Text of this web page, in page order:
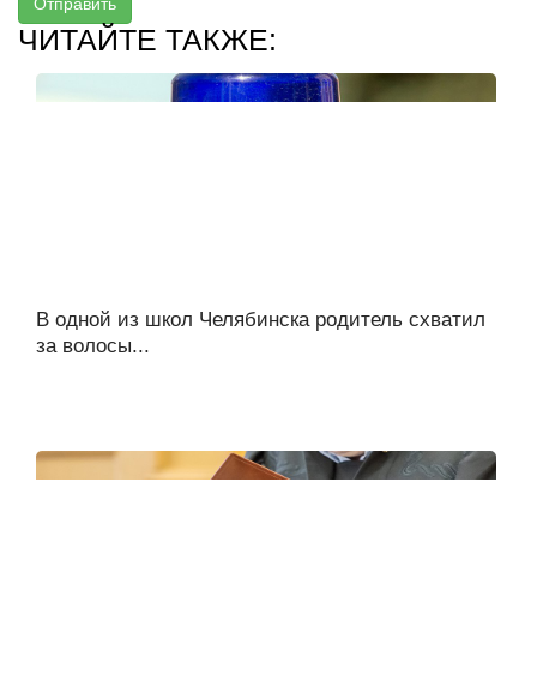
ЧИТАЙТЕ ТАКЖЕ:
В одной из школ Челябинска родитель схватил
за волосы...